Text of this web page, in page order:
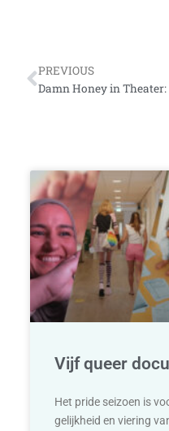
Vorige
PREVIOUS
Vijf queer
Het pride seizoen is
gelijkheid en viering